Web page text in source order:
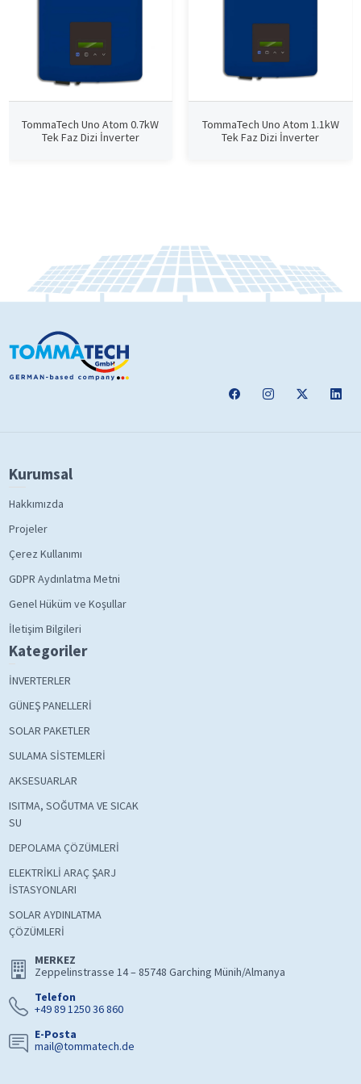
TommaTech Uno Atom 0.7kW
Tek Faz Dizi İnverter
TommaTech Uno Atom 1.1kW
Tek Faz Dizi İnverter
Kurumsal
Hakkımızda
Projeler
Çerez Kullanımı
GDPR Aydınlatma Metni
Genel Hüküm ve Koşullar
İletişim Bilgileri
Kategoriler
İNVERTERLER
GÜNEŞ PANELLERİ
SOLAR PAKETLER
SULAMA SİSTEMLERİ
AKSESUARLAR
ISITMA, SOĞUTMA VE SICAK
SU
DEPOLAMA ÇÖZÜMLERİ
ELEKTRİKLİ ARAÇ ŞARJ
İSTASYONLARI
SOLAR AYDINLATMA
ÇÖZÜMLERİ
MERKEZ
Zeppelinstrasse 14 – 85748 Garching Münih/Almanya
Telefon
+49 89 1250 36 860
E-Posta
mail@tommatech.de